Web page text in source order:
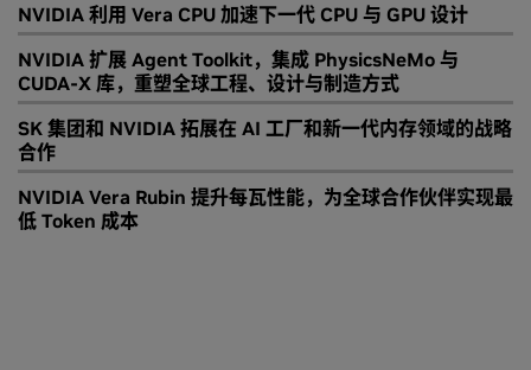
NVIDIA 利用 Vera CPU 加速下一代 CPU 与 GPU 设计
NVIDIA 扩展 Agent Toolkit，集成 PhysicsNeMo 与
CUDA-X 库，重塑全球工程、设计与制造方式
SK 集团和 NVIDIA 拓展在 AI 工厂和新一代内存领域的战略
合作
NVIDIA Vera Rubin 提升每瓦性能，为全球合作伙伴实现最
低 Token 成本